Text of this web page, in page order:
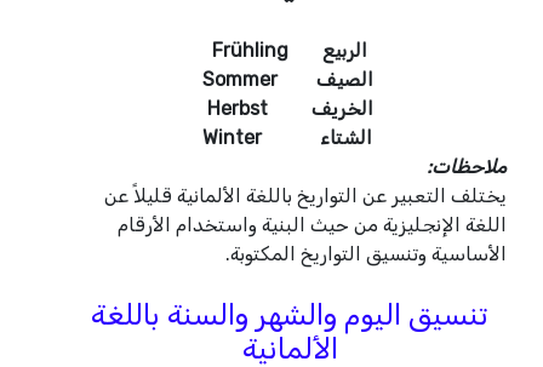
Frühling الربيع
Herbst الخريف
ملاحظات:
يختلف التعبير عن التواريخ باللغة الألمانية قليلاً عن
اللغة الإنجليزية من حيث البنية واستخدام الأرقام
الأساسية وتنسيق التواريخ المكتوبة.
تنسيق اليوم والشهر والسنة باللغة
الألمانية